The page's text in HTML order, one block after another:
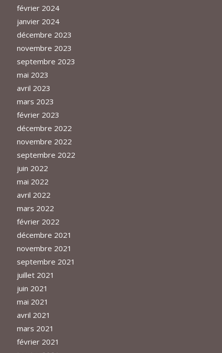
février 2024
janvier 2024
décembre 2023
novembre 2023
septembre 2023
mai 2023
avril 2023
mars 2023
février 2023
décembre 2022
novembre 2022
septembre 2022
juin 2022
mai 2022
avril 2022
mars 2022
février 2022
décembre 2021
novembre 2021
septembre 2021
juillet 2021
juin 2021
mai 2021
avril 2021
mars 2021
février 2021